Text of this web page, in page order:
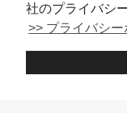
社のプライバシ
>> プライバシー